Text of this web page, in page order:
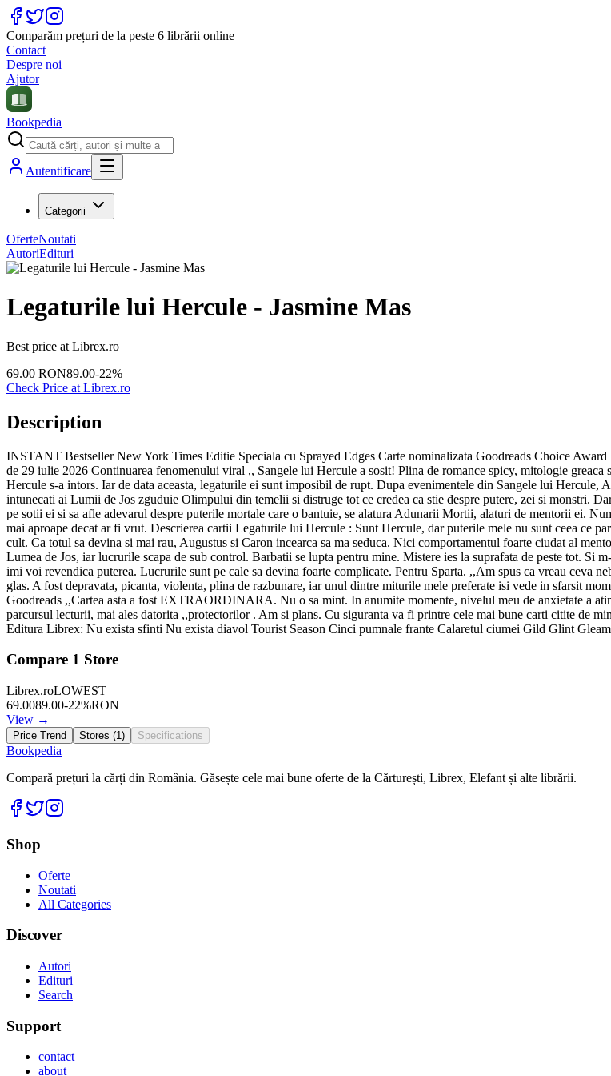
Comparăm prețuri de la peste 6 librării online
Contact
Despre noi
Ajutor
Bookpedia
Autentificare
Categorii
OferteNoutati
AutoriEdituri
Legaturile lui Hercule - Jasmine Mas
Best price at Librex.ro
69.00 RON89.00-22%
Check Price at Librex.ro
Description
INSTANT Bestseller New York Times Editie Speciala cu Sprayed Edges Carte nominalizata Goodreads Choice
de 29 iulie 2026 Continuarea fenomenului viral ,, Sangele lui Hercule a sosit! Plina de romance spicy, mitologie
Hercule s-a intors. Iar de data aceasta, legaturile ei sunt imposibil de rupt. Dupa evenimentele din Sangele lui Hercule,
intunecati ai Lumii de Jos zguduie Olimpului din temelii si distruge tot ce credea ca stie despre putere, zei si monstri.
pe sotii ei si sa afle adevarul despre puterile mortale care o bantuie, se alatura Adunarii Mortii, alaturi de mentorii ei.
mai aproape decat ar fi vrut. Descrierea cartii Legaturile lui Hercule : Sunt Hercule, dar puterile mele nu sunt ceea ce
cult. Ca totul sa devina si mai rau, Augustus si Caron incearca sa ma seduca. Nici comportamentul foarte ciudat al
Lumea de Jos, iar lucrurile scapa de sub control. Barbatii se lupta pentru mine. Mistere ies la suprafata de peste tot. Si
imi voi revendica puterea. Lucrurile sunt pe cale sa devina foarte complicate. Pentru Sparta. ,,Am spus ca vreau ceva
glas. A fost depravata, picanta, violenta, plina de razbunare, iar unul dintre miturile mele preferate isi vede in sfarsit
Goodreads ,,Cartea asta a fost EXTRAORDINARA. Nu o sa mint. In anumite momente, nivelul meu de anxietate a
parcursul lecturii, mai ales datorita ,,protectorilor . Am si plans. Cu siguranta va fi printre cele mai bune carti citite de
Editura Librex: Nu exista sfinti Nu exista diavol Tourist Season Cinci pumnale frante Calaretul ciumei Gild Glint
Compare 1 Store
Librex.roLOWEST
69.0089.00-22%RON
View →
Price Trend Stores (1) Specifications
Bookpedia
Compară prețuri la cărți din România. Găsește cele mai bune oferte de la Cărturești, Librex, Elefant și alte librării.
Facebook
Twitter
Shop
Oferte
Noutati
All Categories
Discover
Autori
Edituri
Search
Support
contact
about